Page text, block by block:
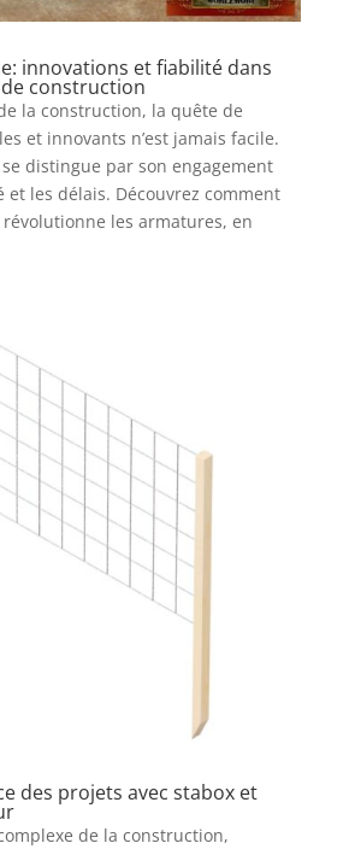
innovations et fiabilité dans
construction
la construction, la quête de
et innovants n’est jamais facile.
distingue par son engagement
et les délais. Découvrez comment
les armatures, en
des projets avec stabox et
de la construction,